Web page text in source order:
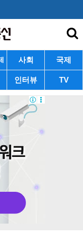
사회 국제
인터뷰 TV